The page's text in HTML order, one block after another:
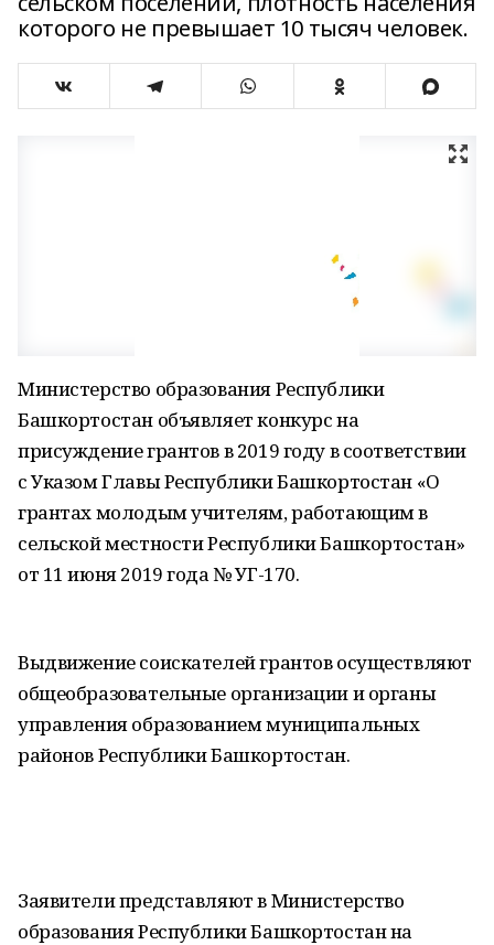
которого не превышает 10 тысяч человек.
Министерство образования Республики
Башкортостан объявляет конкурс на
присуждение грантов в 2019 году в соответствии
с Указом Главы Республики Башкортостан «О
грантах молодым учителям, работающим в
сельской местности Республики Башкортостан»
от 11 июня 2019 года № УГ-170.
Выдвижение соискателей грантов осуществляют
общеобразовательные организации и органы
управления образованием муниципальных
районов Республики Башкортостан.
Заявители представляют в Министерство
образования Республики Башкортостан на